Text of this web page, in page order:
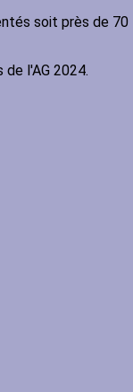
soit près de 70
l'AG 2024.